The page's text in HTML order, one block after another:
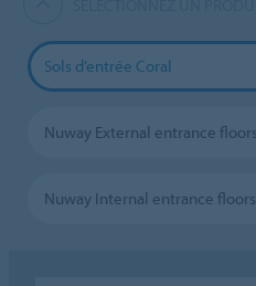
Sols d’entrée Coral
Nuway External entrance floors
Nuway Internal entrance floors